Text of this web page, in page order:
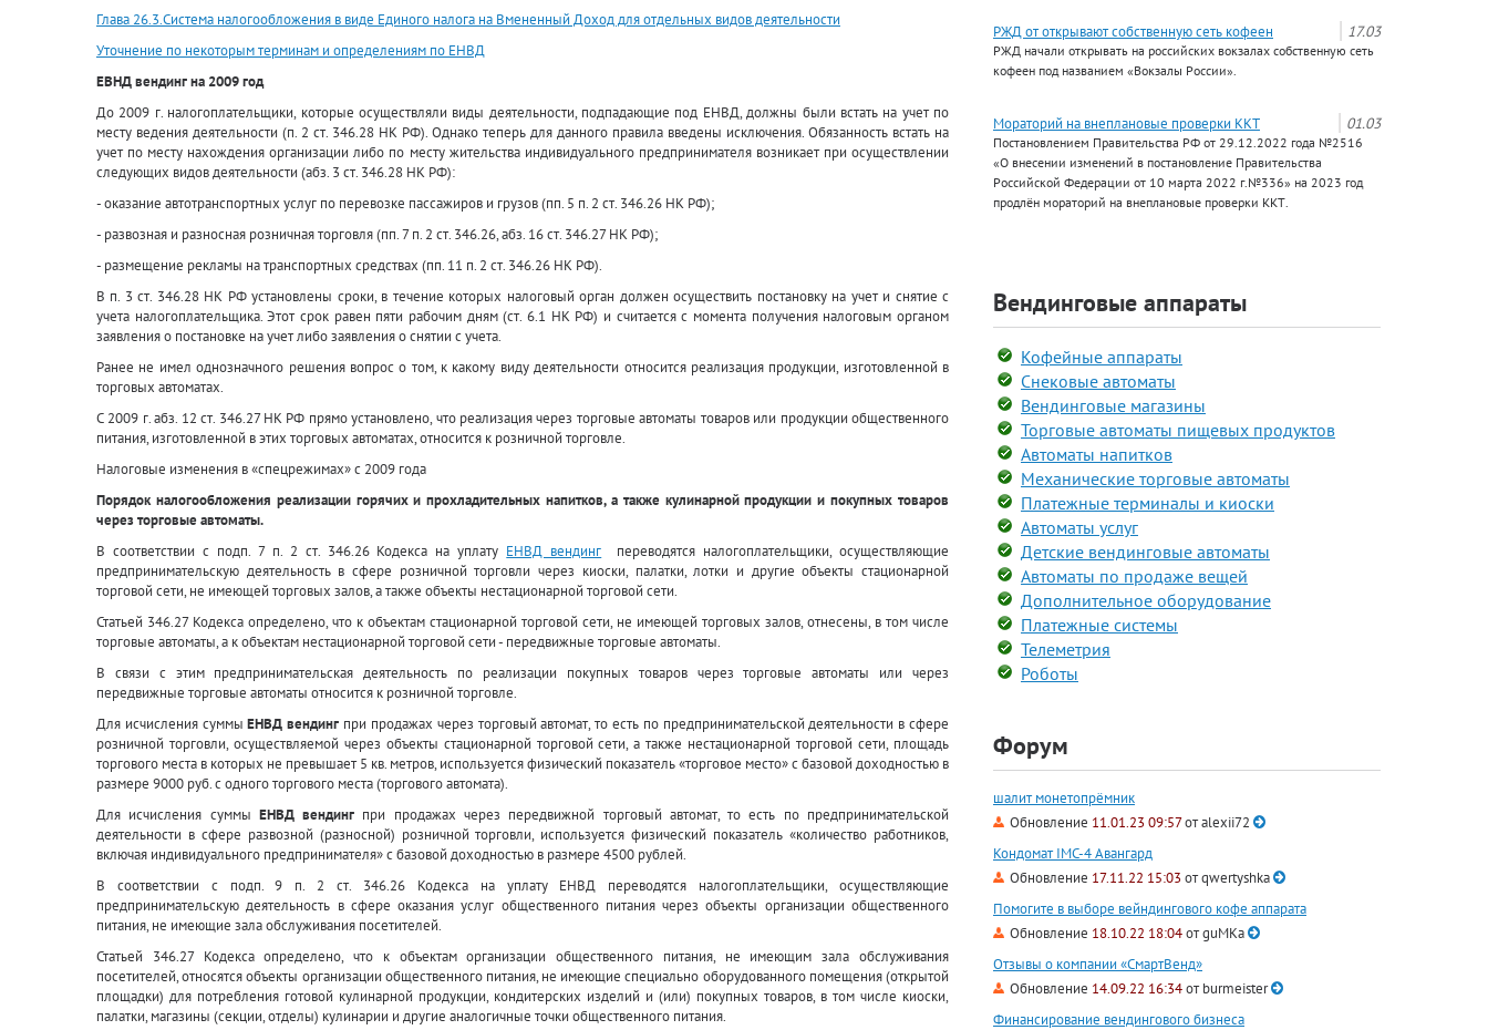
Глава 26.3.Система налогообложения в виде Единого налога на Вмененный Доход для отдельных видов деятельности
Уточнение по некоторым терминам и определениям по ЕНВД
ЕВНД вендинг на 2009 год
До 2009 г. налогоплательщики, которые осуществляли виды деятельности, подпадающие под ЕНВД, должны были встать на учет по
месту ведения деятельности (п. 2 ст. 346.28 НК РФ). Однако теперь для данного правила введены исключения. Обязанность встать на
учет по месту нахождения организации либо по месту жительства индивидуального предпринимателя возникает при осуществлении
следующих видов деятельности (абз. 3 ст. 346.28 НК РФ):
- оказание автотранспортных услуг по перевозке пассажиров и грузов (пп. 5 п. 2 ст. 346.26 НК РФ);
- развозная и разносная розничная торговля (пп. 7 п. 2 ст. 346.26, абз. 16 ст. 346.27 НК РФ);
- размещение рекламы на транспортных средствах (пп. 11 п. 2 ст. 346.26 НК РФ).
В п. 3 ст. 346.28 НК РФ установлены сроки, в течение которых налоговый орган должен осуществить постановку на учет и снятие с
учета налогоплательщика. Этот срок равен пяти рабочим дням (ст. 6.1 НК РФ) и считается с момента получения налоговым органом
заявления о постановке на учет либо заявления о снятии с учета.
Ранее не имел однозначного решения вопрос о том, к какому виду деятельности относится реализация продукции, изготовленной в
торговых автоматах.
С 2009 г. абз. 12 ст. 346.27 НК РФ прямо установлено, что реализация через торговые автоматы товаров или продукции общественного
питания, изготовленной в этих торговых автоматах, относится к розничной торговле.
Налоговые изменения в «спецрежимах» с 2009 года
Порядок налогообложения реализации горячих и прохладительных напитков, а также кулинарной продукции и покупных товаров
через торговые автоматы.
В соответствии с подп. 7 п. 2 ст. 346.26 Кодекса на уплату ЕНВД вендинг переводятся налогоплательщики, осуществляющие
предпринимательскую деятельность в сфере розничной торговли через киоски, палатки, лотки и другие объекты стационарной
торговой сети, не имеющей торговых залов, а также объекты нестационарной торговой сети.
Статьей 346.27 Кодекса определено, что к объектам стационарной торговой сети, не имеющей торговых залов, отнесены, в том числе
торговые автоматы, а к объектам нестационарной торговой сети - передвижные торговые автоматы.
В связи с этим предпринимательская деятельность по реализации покупных товаров через торговые автоматы или через
передвижные торговые автоматы относится к розничной торговле.
Для исчисления суммыЕНВД вендинг при продажах через торговый автомат, то есть по предпринимательской деятельности в сфере
розничной торговли, осуществляемой через объекты стационарной торговой сети, а также нестационарной торговой сети, площадь
торгового места в которых не превышает 5 кв. метров, используется физический показатель «торговое место» с базовой доходностью в
размере 9000 руб. с одного торгового места (торгового автомата).
Для исчисления суммы ЕНВД вендинг при продажах через передвижной торговый автомат, то есть по предпринимательской
деятельности в сфере развозной (разносной) розничной торговли, используется физический показатель «количество работников,
включая индивидуального предпринимателя» с базовой доходностью в размере 4500 рублей.
В соответствии с подп. 9 п. 2 ст. 346.26 Кодекса на уплату ЕНВД переводятся налогоплательщики, осуществляющие
предпринимательскую деятельность в сфере оказания услуг общественного питания через объекты организации общественного
питания, не имеющие зала обслуживания посетителей.
Статьей 346.27 Кодекса определено, что к объектам организации общественного питания, не имеющим зала обслуживания
посетителей, относятся объекты организации общественного питания, не имеющие специально оборудованного помещения (открытой
площадки) для потребления готовой кулинарной продукции, кондитерских изделий и (или) покупных товаров, в том числе киоски,
палатки, магазины (секции, отделы) кулинарии и другие аналогичные точки общественного питания.
17.03
РЖД от открывают собственную сеть кофеен
РЖД начали открывать на российских вокзалах собственную сеть
кофеен под названием «Вокзалы России».
01.03
Мораторий на внеплановые проверки ККТ
Постановлением Правительства РФ от 29.12.2022 года №2516
«О внесении изменений в постановление Правительства
Российской Федерации от 10 марта 2022 г.№336» на 2023 год
продлён мораторий на внеплановые проверки ККТ.
Вендинговые аппараты
Кофейные аппараты
Снековые автоматы
Вендинговые магазины
Торговые автоматы пищевых продуктов
Автоматы напитков
Механические торговые автоматы
Платежные терминалы и киоски
Автоматы услуг
Детские вендинговые автоматы
Автоматы по продаже вещей
Дополнительное оборудование
Платежные системы
Телеметрия
Роботы
Форум
шалит монетопрёмник
Обновление 11.01.23 09:57отalexii72
Кондомат IMC-4 Авангард
Обновление 17.11.22 15:03 отqwertyshka
Помогите в выборе вейндингового кофе аппарата
Обновление 18.10.22 18:04отguMKa
Отзывы о компании «СмартВенд»
Обновление 14.09.22 16:34отburmeister
Финансирование вендингового бизнеса